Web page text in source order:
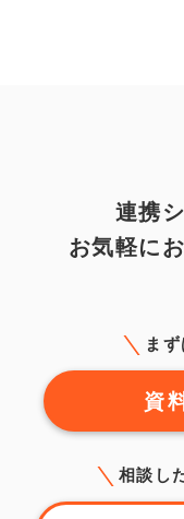
連携
お気軽に
ま
資
相談し